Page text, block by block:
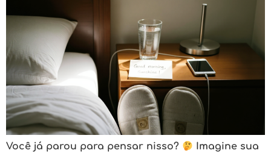
Você já parou para pensar nisso?
Imagine sua